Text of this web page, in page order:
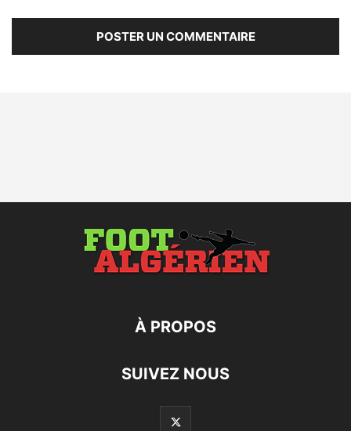
À PROPOS
SUIVEZ NOUS